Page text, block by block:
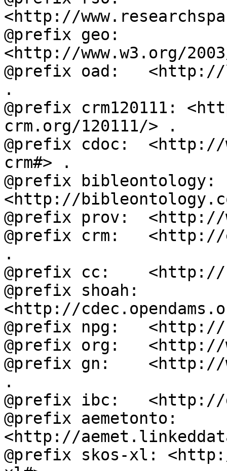
<http://
@prefix geo:
<http://www.w3.org/
@prefix oad:   <http://
.
@prefix crm120111:
crm.org/120111/> .
@prefix cdoc:  <http://
crm#> .
@prefix bibleontology:
<http://
@prefix prov:  <http://
@prefix crm:   <http://
.
@prefix cc:    <http://
@prefix shoah:
<http://
@prefix npg:   <http://
@prefix org:   <http://
@prefix gn:    <http://
.
@prefix ibc:
@prefix aemetonto:
<http://
@prefix skos-xl: